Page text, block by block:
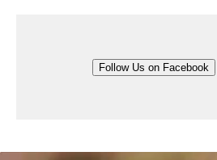
Follow Us on Facebook